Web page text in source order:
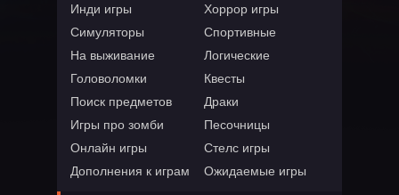
Инди игры
Хоррор игры
Симуляторы
Спортивные
На выживание
Логические
Головоломки
Квесты
Поиск предметов
Драки
Игры про зомби
Песочницы
Онлайн игры
Стелс игры
Дополнения к играм
Ожидаемые игры